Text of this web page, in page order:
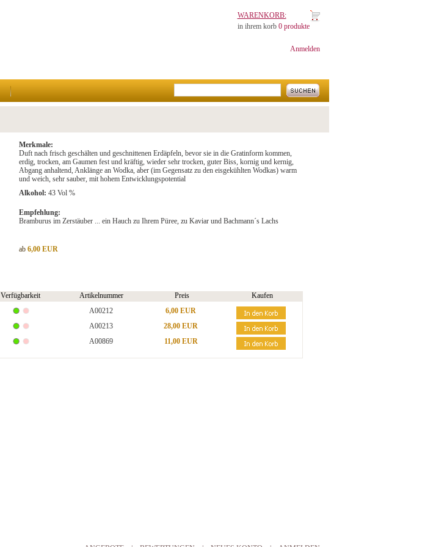
WARENKORB:
in ihrem korb 0 produkte
Anmelden
Merkmale:
Duft nach frisch geschälten und geschnittenen Erdäpfeln, bevor sie in die Gratinform kommen,
erdig, trocken, am Gaumen fest und kräftig, wieder sehr trocken, guter Biss, kornig und kernig,
Abgang anhaltend, Anklänge an Wodka, aber (im Gegensatz zu den eisgekühlten Wodkas) warm
und weich, sehr sauber, mit hohem Entwicklungspotential
Alkohol: 43 Vol %
Empfehlung:
Bramburus im Zerstäuber ... ein Hauch zu Ihrem Püree, zu Kaviar und Bachmann´s Lachs
ab 6,00 EUR
Verfügbarkeit Artikelnummer Preis
Kaufen
A00212
6,00 EUR
A00213
28,00 EUR
A00869 11,00 EUR